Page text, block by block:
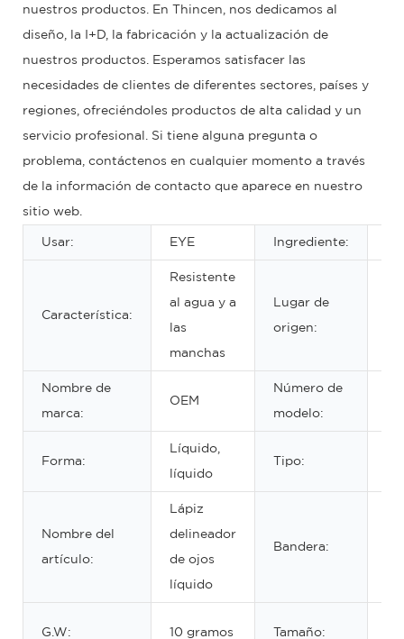
nuestros productos. En Thincen, nos dedicamos al
diseño, la I+D, la fabricación y la actualización de
nuestros productos. Esperamos satisfacer las
necesidades de clientes de diferentes sectores, países y
regiones, ofreciéndoles productos de alta calidad y un
servicio profesional. Si tiene alguna pregunta o
problema, contáctenos en cualquier momento a través
de la información de contacto que aparece en nuestro
sitio web.
Usar: EYE Ingrediente:
Característica:
Resistente
al agua y a
las
manchas
Lugar de
origen:
Nombre de
marca:
OEM
Número de
modelo:
Forma:
Líquido,
líquido
Tipo:
Nombre del
artículo:
Lápiz
delineador
de ojos
líquido
Bandera:
G.W: 10 gramos Tamaño: